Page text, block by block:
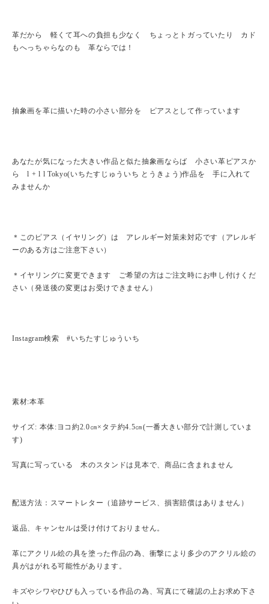
革だから 軽くて耳への負担も少なく ちょっとトガっていたり カド
もへっちゃらなのも 革ならでは！
抽象画を革に描いた時の小さい部分を ピアスとして作っています
あなたが気になった大きい作品と似た抽象画ならば 小さい革ピアスか
ら l + l l Tokyo(いちたすじゅういち とうきょう)作品を 手に入れて
みませんか
＊このピアス（イヤリング）は アレルギー対策未対応です（アレルギ
ーのある方はご注意下さい）
＊イヤリングに変更できます ご希望の方はご注文時にお申し付けくだ
さい（発送後の変更はお受けできません）
Instagram検索 #いちたすじゅういち
素材:本革
サイズ: 本体:ヨコ約2.0㎝×タテ約4.5㎝(一番大きい部分で計測していま
す)
写真に写っている 木のスタンドは見本で、商品に含まれません
配送方法：スマートレター（追跡サービス、損害賠償はありません）
返品、キャンセルは受け付けておりません。
革にアクリル絵の具を塗った作品の為、衝撃により多少のアクリル絵の
具がはがれる可能性があります。
キズやシワやひびも入っている作品の為、写真にて確認の上お求め下さ